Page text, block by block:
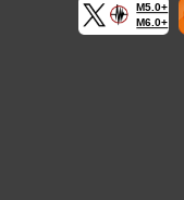
M5.0+
M6.0+